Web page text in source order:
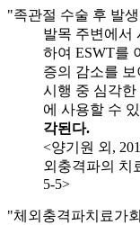
"족관절 수술 후 발
발목 주변에서
하여 ESWT를
증의 감소를
시행 중 심각
에 사용할 수
각된다.
<양기원 외,
외충격파의 치
5-5>
"체외충격파치료가